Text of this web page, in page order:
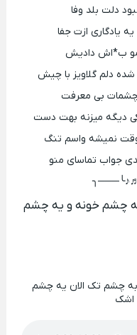
دلت بلد وفا
یادگاری ازت جفا
ب*اش دادیش
دلم گلاویز با چیش
چشمات بی معرفت
دیگه میزنه بهت دست
نمیشه واسم تنگ
جواب تماسای منو
چشم خونه و یه چشم
چشم تک الان یه چشم
اشک